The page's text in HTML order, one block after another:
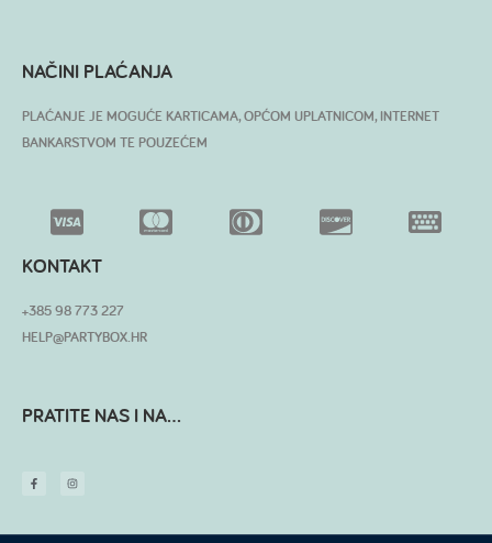
NAČINI PLAĆANJA
PLAĆANJE JE MOGUĆE KARTICAMA, OPĆOM UPLATNICOM, INTERNET
BANKARSTVOM TE POUZEĆEM
KONTAKT
+385 98 773 227
HELP@PARTYBOX.HR
PRATITE NAS I NA...